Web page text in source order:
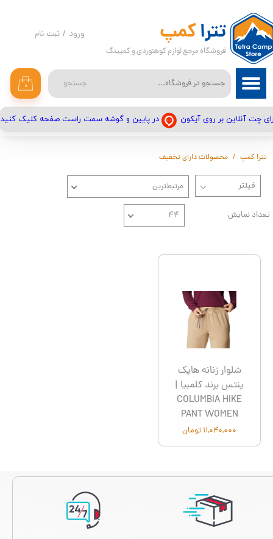
جستجو ۰
ورود / ثبت نام
حساب کاربری من
تغییر گذر واژه
سفارشات
خروج از حساب کاربری
چت آنلاین بر روی آیکون در پایین و گوشه سمت راست صفحه کلیک کنید
تتراکمپ
فروشگاه مرجع لوازم کوهنوردی و کمپینگ
تترا کمپ محصولات دارای تخفیف
مرتبط‌ترین
تعداد نمایش ۴۴
شلوار زنانه هایک
پنتس برند کلمبیا |
COLUMBIA HIKE
PANT WOMEN
۱۱,۰۴۰,۰۰۰ تومان